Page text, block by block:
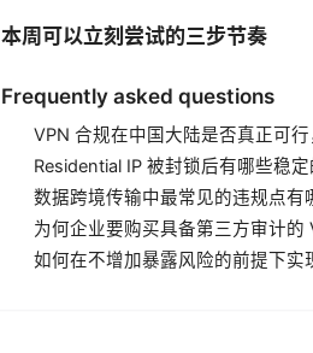
本周可以立刻尝试的三步节奏
Frequently asked questions
VPN 合规在中国大陆是否真正可
Residential IP 被封锁后有哪些稳定
数据跨境传输中最常见的违规点有
为何企业要购买具备第三方审计的
如何在不增加暴露风险的前提下实